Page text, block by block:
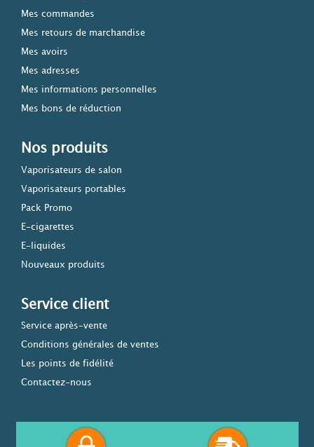
Mes commandes
Mes retours de marchandise
Mes avoirs
Mes adresses
Mes informations personnelles
Mes bons de réduction
Nos produits
Vaporisateurs de salon
Vaporisateurs portables
Pack Promo
E-cigarettes
E-liquides
Nouveaux produits
Service client
Service après-vente
Conditions générales de ventes
Les points de fidélité
Contactez-nous